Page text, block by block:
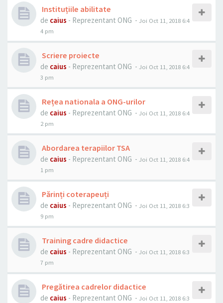
Instituțiile abilitate
de caius - Reprezentant ONG - Joi Oct 11, 2018 6:4
4 pm
Scriere proiecte
de caius - Reprezentant ONG - Joi Oct 11, 2018 6:4
3 pm
Rețea nationala a ONG-urilor
de caius - Reprezentant ONG - Joi Oct 11, 2018 6:4
2 pm
Abordarea terapiilor TSA
de caius - Reprezentant ONG - Joi Oct 11, 2018 6:4
1 pm
Părinți coterapeuți
de caius - Reprezentant ONG - Joi Oct 11, 2018 6:3
9 pm
Training cadre didactice
de caius - Reprezentant ONG - Joi Oct 11, 2018 6:3
7 pm
Pregătirea cadrelor didactice
de caius - Reprezentant ONG - Joi Oct 11, 2018 6:3